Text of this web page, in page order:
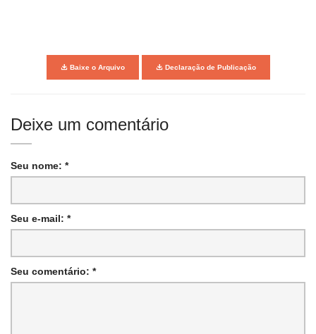
Baixe o Arquivo Declaração de Publicação
Deixe um comentário
Seu nome: *
Seu e-mail: *
Seu comentário: *